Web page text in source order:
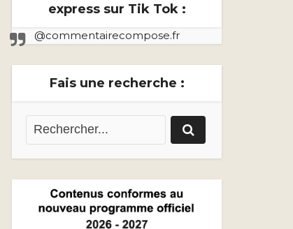
express sur Tik Tok :
@commentairecompose.fr
Fais une recherche :